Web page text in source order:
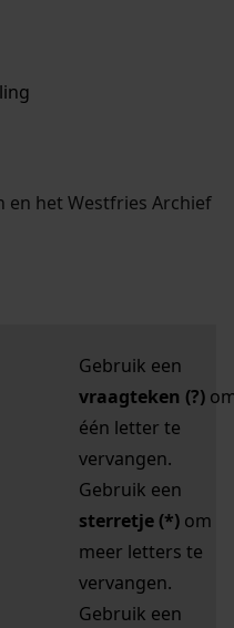
aantal zoektips.
aantal zoektips.
en het Westfries Archief
uw zoekopdracht te
Gebruik een
vraagteken (?)
één letter te
vervangen.
Gebruik een
sterretje (*) om
meer letters te
vervangen.
Gebruik een